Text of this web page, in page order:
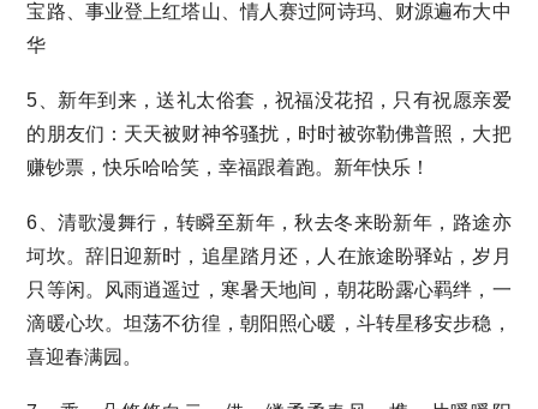
宝路、事业登上红塔山、情人赛过阿诗玛、财源遍布大中
华
5、新年到来，送礼太俗套，祝福没花招，只有祝愿亲爱
的朋友们：天天被财神爷骚扰，时时被弥勒佛普照，大把
赚钞票，快乐哈哈笑，幸福跟着跑。新年快乐！
6、清歌漫舞行，转瞬至新年，秋去冬来盼新年，路途亦
坷坎。辞旧迎新时，追星踏月还，人在旅途盼驿站，岁月
只等闲。风雨逍遥过，寒暑天地间，朝花盼露心羁绊，一
滴暖心坎。坦荡不彷徨，朝阳照心暖，斗转星移安步稳，
喜迎春满园。